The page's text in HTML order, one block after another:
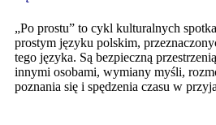
„Po prostu” to cykl kulturalnych
prostym języku polskim,
tego języka. Są bezpieczną
innymi osobami, wymiany myśli,
poznania się i spędzenia czasu w